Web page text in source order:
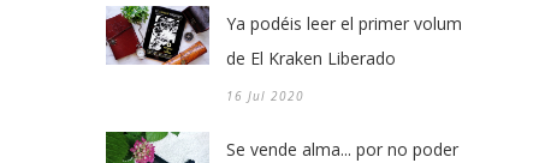
Ya podéis leer el primer volumen
de El Kraken Liberado
16 Jul 2020
Se vende alma... por no poder